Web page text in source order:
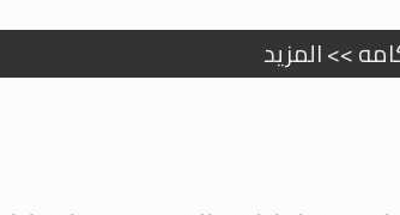
>> المزيد